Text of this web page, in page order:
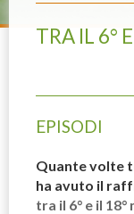
TRA IL 6°
EPISODI
Quante volte
ha avuto il
tra il 6° e il 18°